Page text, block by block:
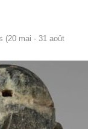
(20 mai - 31 août